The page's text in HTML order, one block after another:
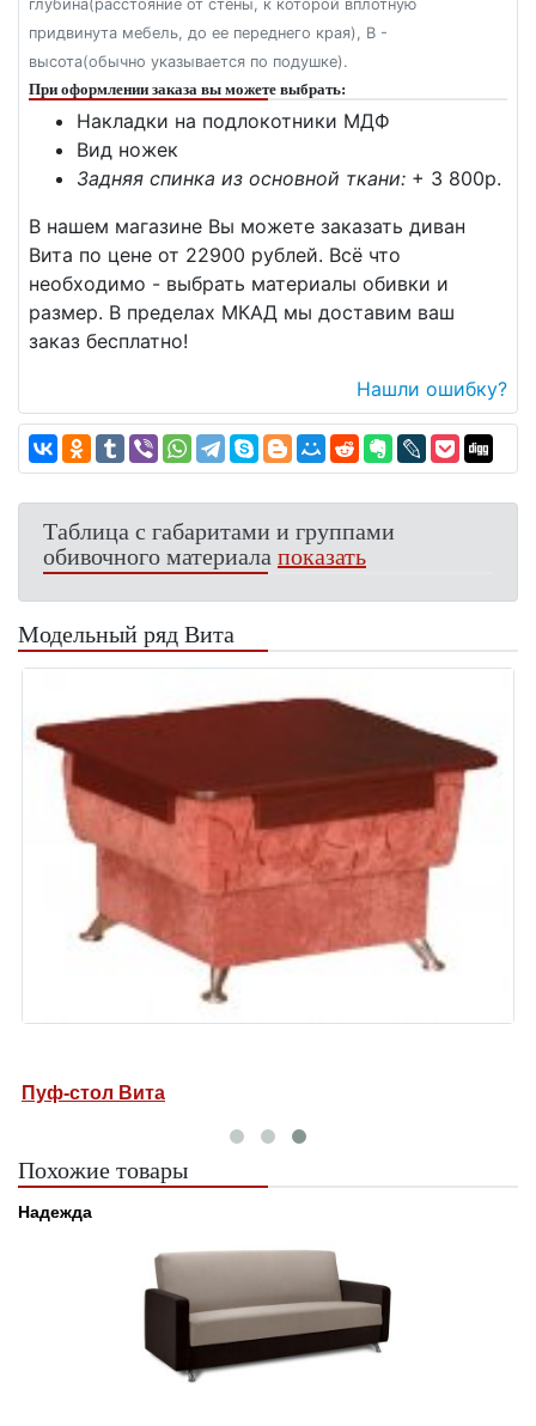
глубина(расстояние от стены, к которой вплотную
придвинута мебель, до ее переднего края), В -
высота(обычно указывается по подушке).
При оформлении заказа вы можете выбрать:
Накладки на подлокотники МДФ
Вид ножек
Задняя спинка из основной ткани: + 3 800p.
В нашем магазине Вы можете заказать диван
Вита по цене от 22900 рублей. Всё что
необходимо - выбрать материалы обивки и
размер. В пределах МКАД мы доставим ваш
заказ бесплатно!
Нашли ошибку?
Таблица с габаритами и группами
обивочного материалапоказать
Модельный ряд Вита
Пуф-стол Вита
Похожие товары
Надежда